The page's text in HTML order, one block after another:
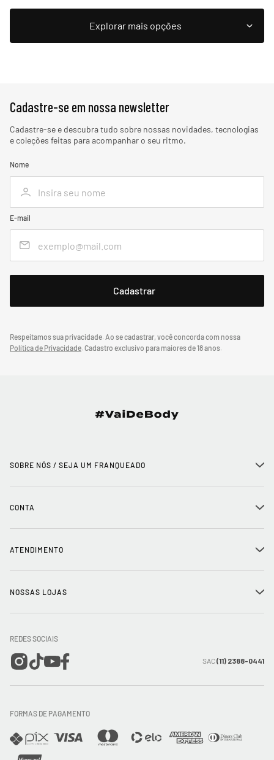
Cadastre-se em nossa newsletter
Cadastre-se e descubra tudo sobre nossas novidades, tecnologias
e coleções feitas para acompanhar o seu ritmo.
Nome
E-mail
Respeitamos sua privacidade. Ao se cadastrar, você concorda com nossa
Política de Privacidade.Cadastro exclusivo para maiores de 18 anos.
SOBRE NÓS / SEJA UM FRANQUEADO +
Trabalhe conosco
Mapa do Site
CONTA +
Meus pedidos
Wishlist
ATENDIMENTO +
Entrega e Frete
Trocas e Devoluções
Direito de Arrependimento
Política de Privacidade
NOSSAS LOJAS +
REDES SOCIAIS
SAC(11) 2388-0441
FORMAS DE PAGAMENTO